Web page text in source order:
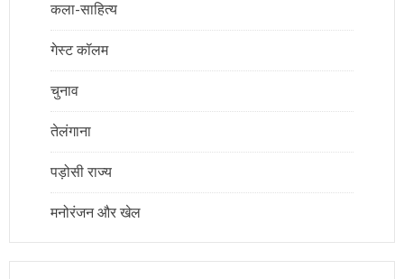
कला-साहित्य
गेस्ट कॉलम
चुनाव
तेलंगाना
पड़ोसी राज्य
मनोरंजन और खेल